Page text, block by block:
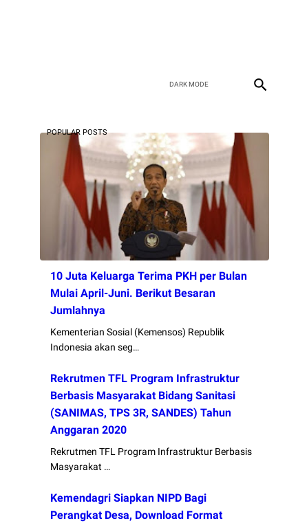
POPULAR POSTS
10 Juta Keluarga Terima PKH per Bulan
Mulai April-Juni. Berikut Besaran
Jumlahnya
Kementerian Sosial (Kemensos) Republik
Indonesia akan seg…
Rekrutmen TFL Program Infrastruktur
Berbasis Masyarakat Bidang Sanitasi
(SANIMAS, TPS 3R, SANDES) Tahun
Anggaran 2020
Rekrutmen TFL Program Infrastruktur Berbasis
Masyarakat …
Kemendagri Siapkan NIPD Bagi
Perangkat Desa, Download Format